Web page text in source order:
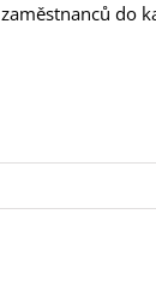
zaměstnanců do